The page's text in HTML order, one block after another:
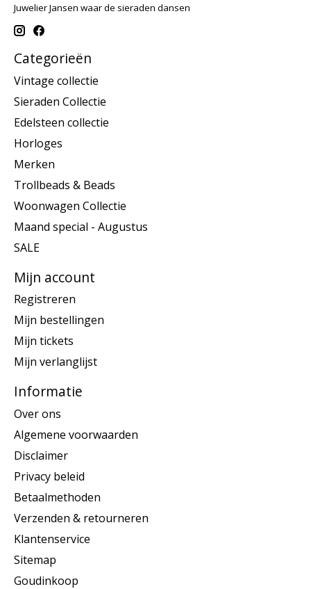
Juwelier Jansen waar de sieraden dansen
Categorieën
Vintage collectie
Sieraden Collectie
Edelsteen collectie
Horloges
Merken
Trollbeads & Beads
Woonwagen Collectie
Maand special - Augustus
SALE
Mijn account
Registreren
Mijn bestellingen
Mijn tickets
Mijn verlanglijst
Informatie
Over ons
Algemene voorwaarden
Disclaimer
Privacy beleid
Betaalmethoden
Verzenden & retourneren
Klantenservice
Sitemap
Goudinkoop